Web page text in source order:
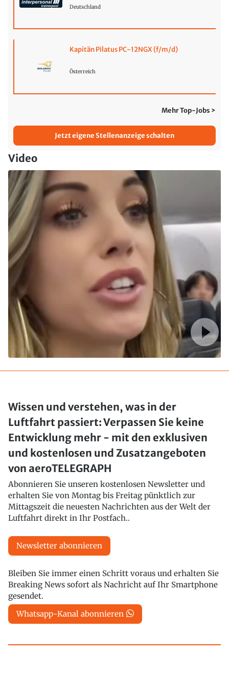
Deutschland
Kapitän Pilatus PC-12NGX (f/m/d)
Österreich
Mehr Top-Jobs >
Jetzt eigene Stellenanzeige schalten
Video
Wissen und verstehen, was in der
Luftfahrt passiert: Verpassen Sie keine
Entwicklung mehr - mit den exklusiven
und kostenlosen und Zusatzangeboten
von aeroTELEGRAPH
Abonnieren Sie unseren kostenlosen Newsletter und
erhalten Sie von Montag bis Freitag pünktlich zur
Mittagszeit die neuesten Nachrichten aus der Welt der
Luftfahrt direkt in Ihr Postfach..
Newsletter abonnieren
Bleiben Sie immer einen Schritt voraus und erhalten Sie
Breaking News sofort als Nachricht auf Ihr Smartphone
gesendet.
Whatsapp-Kanal abonnieren